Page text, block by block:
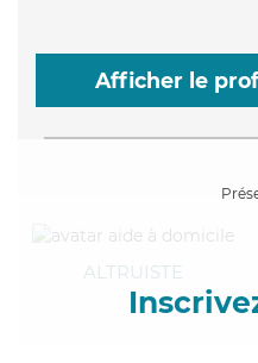
Afficher le
ALTRUISTE